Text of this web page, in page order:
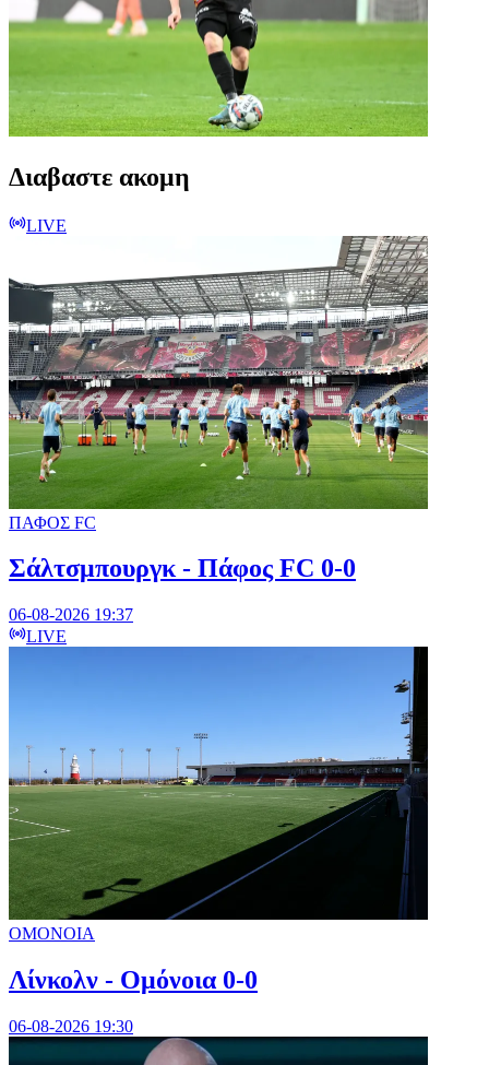
Διαβαστε ακομη
LIVE
ΠΑΦΟΣ FC
Σάλτσμπουργκ - Πάφος FC 0-0
06-08-2026 19:37
LIVE
ΟΜΟΝΟΙΑ
Λίνκολν - Ομόνοια 0-0
06-08-2026 19:30